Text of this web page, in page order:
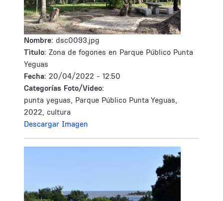
Nombre: dsc0093.jpg
Tìtulo: Zona de fogones en Parque Público Punta
Yeguas
Fecha: 20/04/2022 - 12:50
Categorías Foto/Video:
punta yeguas, Parque Público Punta Yeguas,
2022, cultura
Descargar Imagen